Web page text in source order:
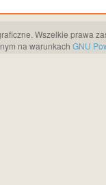
Wszelkie prawa
na warunkach GNU